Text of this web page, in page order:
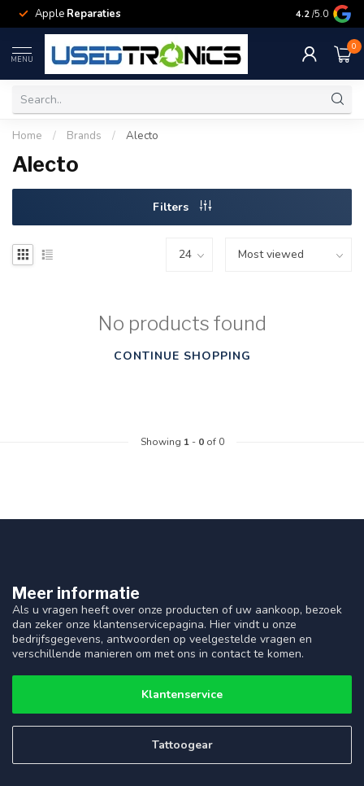
Apple Reparaties Samsung
4.2 /5.0
MENU
0
Home / Brands / Alecto
Alecto
Filters
No products found
CONTINUE SHOPPING
Showing 1- 0of 0
Meer informatie
Als u vragen heeft over onze producten of uw aankoop, bezoek
dan zeker onze klantenservicepagina. Hier vindt u onze
bedrijfsgegevens, antwoorden op veelgestelde vragen en
verschillende manieren om met ons in contact te komen.
Klantenservice
Tattoogear